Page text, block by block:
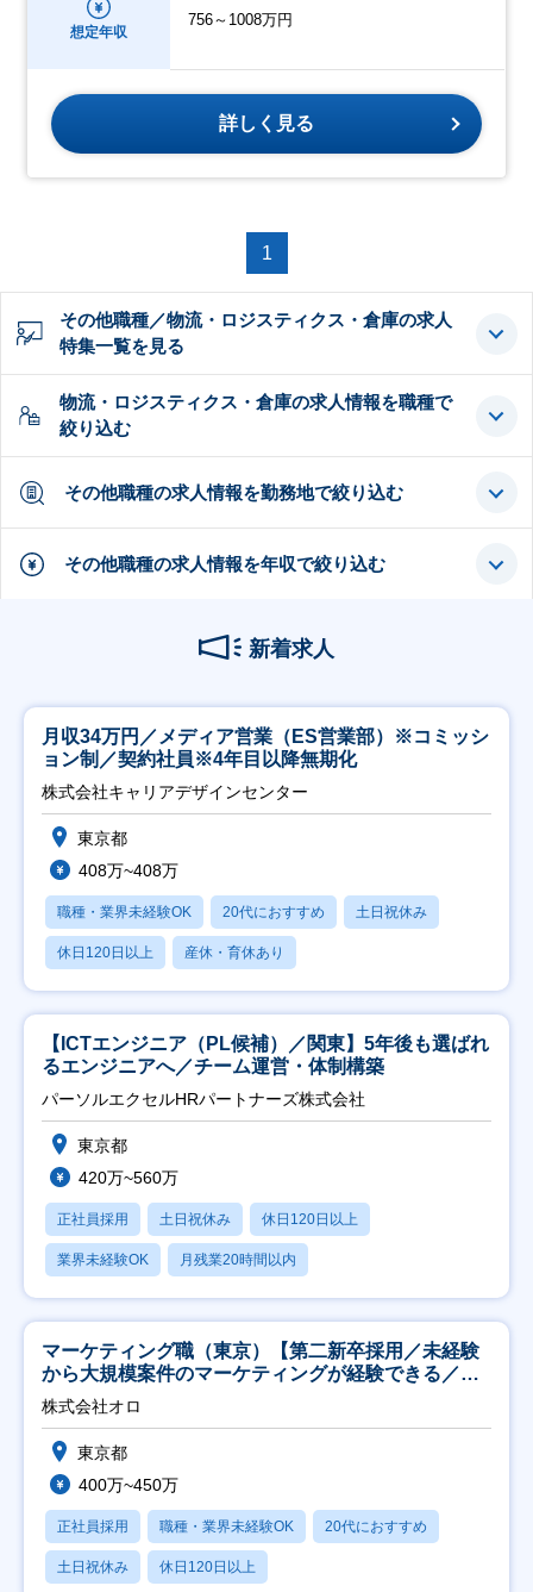
想定年収
756～1008万円
詳しく見る
1
その他職種／物流・ロジスティクス・倉庫の求人
特集一覧を見る
物流・ロジスティクス・倉庫の求人情報を職種で
絞り込む
その他職種の求人情報を勤務地で絞り込む
その他職種の求人情報を年収で絞り込む
新着求人
月収34万円／メディア営業（ES営業部）※コミッシ
ョン制／契約社員※4年目以降無期化
株式会社キャリアデザインセンター
東京都
408万~408万
職種・業界未経験OK 20代におすすめ 土日祝休み
休日120日以上 産休・育休あり
【ICTエンジニア（PL候補）／関東】5年後も選ばれ
るエンジニアへ／チーム運営・体制構築
パーソルエクセルHRパートナーズ株式会社
東京都
420万~560万
正社員採用 土日祝休み 休日120日以上
業界未経験OK 月残業20時間以内
マーケティング職（東京）【第二新卒採用／未経験
から大規模案件のマーケティングが経験できる／研
修充実】
株式会社オロ
東京都
400万~450万
正社員採用 職種・業界未経験OK 20代におすすめ
土日祝休み 休日120日以上